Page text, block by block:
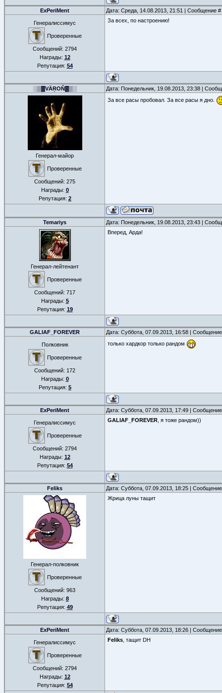
ExPeriMent Дата: Среда, 14.08.2013, 21:51 | Сообщение #
Генералиссимус
Проверенные
Сообщений: 2794
Награды: 12
Репутация: 54
За всех, по настроению!
░▒▓VÄŖOŇ▓▒░ Дата: Понедельник, 19.08.2013, 23:38 |
Генерал-майор
Проверенные
Сообщений: 275
Награды: 0
Репутация: 2
За все расы пробовал. За все расы я дно.
Temariys Дата: Понедельник, 19.08.2013, 23:43 |
Генерал-лейтенант
Проверенные
Сообщений: 717
Награды: 5
Репутация: 19
Вперед, Арда!
GALIAF_FOREVER Дата: Суббота, 07.09.2013, 16:58 |
Полковник
Проверенные
Сообщений: 172
Награды: 0
Репутация: 5
только хардкор только рандом
ExPeriMent Дата: Суббота, 07.09.2013, 17:49 |
Генералиссимус
Проверенные
Сообщений: 2794
Награды: 12
Репутация: 54
GALIAF_FOREVER , я тоже рандом))
Feliks Дата: Суббота, 07.09.2013, 18:25 |
Генерал-полковник
Проверенные
Сообщений: 963
Награды: 8
Репутация: 49
Жрица луны тащит
ExPeriMent Дата: Суббота, 07.09.2013, 18:26 |
Генералиссимус
Проверенные
Сообщений: 2794
Награды: 12
Репутация: 54
Feliks , тащит DH